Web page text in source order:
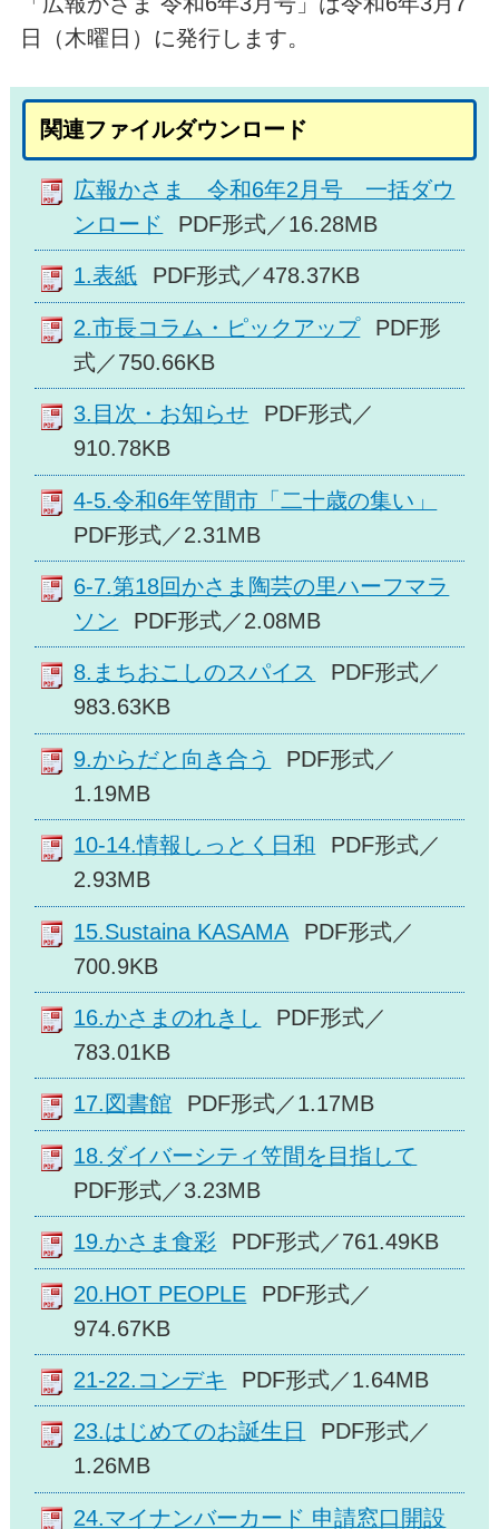
日（木曜日）に発行します。
関連ファイルダウンロード
広報かさま 令和6年2月号 一括ダウ
ンロード
PDF形式／16.28MB
1.表紙 PDF形式／478.37KB
2.市長コラム・ピックアップ
PDF形
式／750.66KB
3.目次・お知らせ
PDF形式／
910.78KB
4-5.令和6年笠間市「二十歳の集い」
PDF形式／2.31MB
6-7.第18回かさま陶芸の里ハーフマラ
ソン
PDF形式／2.08MB
8.まちおこしのスパイス
PDF形式／
983.63KB
9.からだと向き合う
PDF形式／
1.19MB
10-14.情報しっとく日和
PDF形式／
2.93MB
15.Sustaina KASAMA
PDF形式／
700.9KB
16.かさまのれきし
PDF形式／
783.01KB
17.図書館 PDF形式／1.17MB
18.ダイバーシティ笠間を目指して
PDF形式／3.23MB
19.かさま食彩 PDF形式／761.49KB
20.HOT PEOPLE
PDF形式／
974.67KB
21-22.コンデキ PDF形式／1.64MB
23.はじめてのお誕生日
PDF形式／
1.26MB
24.マイナンバーカード 申請窓口開設